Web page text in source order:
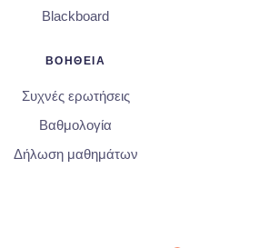
Blackboard
ΒΟΗΘΕΙΑ
Συχνές ερωτήσεις
Βαθμολογία
Δήλωση μαθημάτων